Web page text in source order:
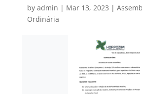
by admin | Mar 13, 2023 |
Ordinária